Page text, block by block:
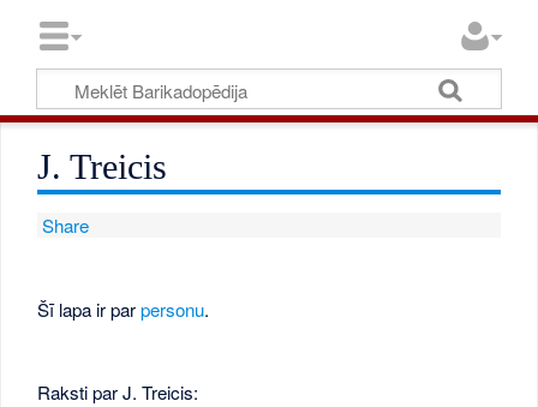
J. Treicis
Share
Šī lapa ir parpersonu.
Raksti par J. Treicis: